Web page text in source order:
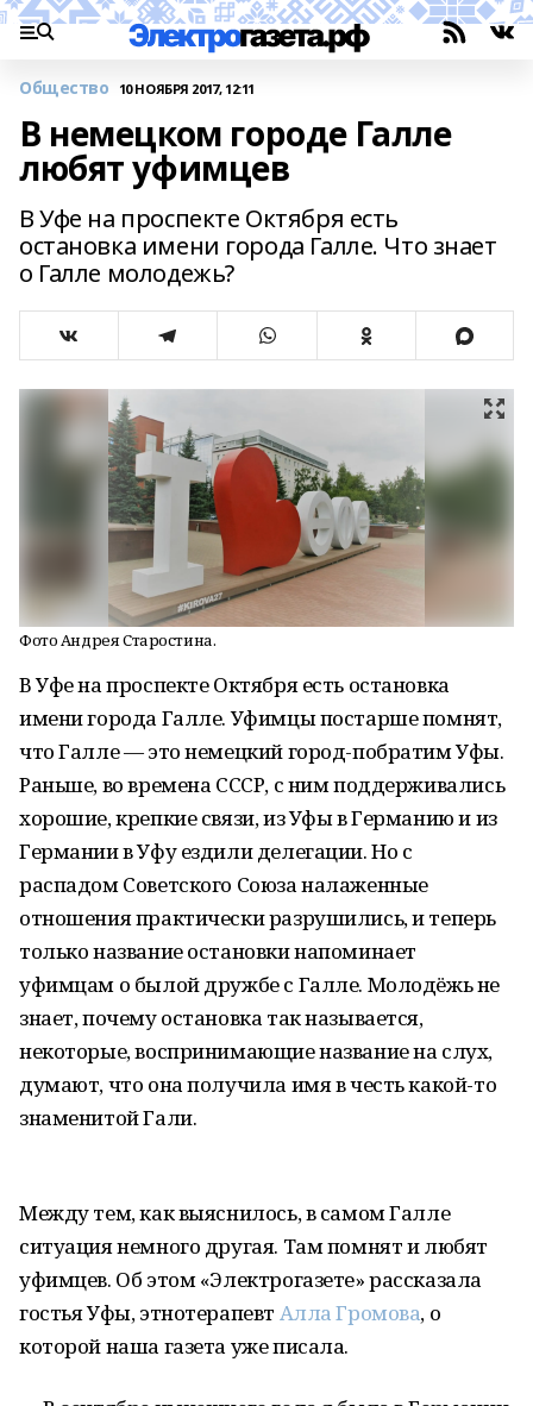
Общество 10 НОЯБРЯ 2017, 12:11
В немецком городе Галле
любят уфимцев
В Уфе на проспекте Октября есть
остановка имени города Галле. Что знает
о Галле молодежь?
Фото Андрея Старостина.
В Уфе на проспекте Октября есть остановка
имени города Галле. Уфимцы постарше помнят,
что Галле — это немецкий город-побратим Уфы.
Раньше, во времена СССР, с ним поддерживались
хорошие, крепкие связи, из Уфы в Германию и из
Германии в Уфу ездили делегации. Но с
распадом Советского Союза налаженные
отношения практически разрушились, и теперь
только название остановки напоминает
уфимцам о былой дружбе с Галле. Молодёжь не
знает, почему остановка так называется,
некоторые, воспринимающие название на слух,
думают, что она получила имя в честь какой-то
знаменитой Гали.
Между тем, как выяснилось, в самом Галле
ситуация немного другая. Там помнят и любят
уфимцев. Об этом «Электрогазете» рассказала
гостья Уфы, этнотерапевт Алла Громова, о
которой наша газета уже писала.